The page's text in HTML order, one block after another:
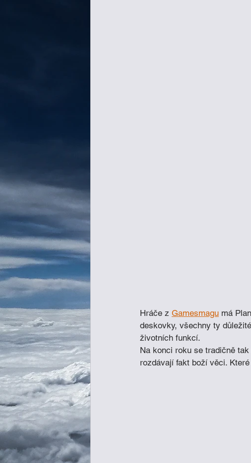
Hráče z Gamesmagu má
deskovky, všechny ty
životních funkcí.
Na konci roku se tradičně
rozdávají fakt boží věci.